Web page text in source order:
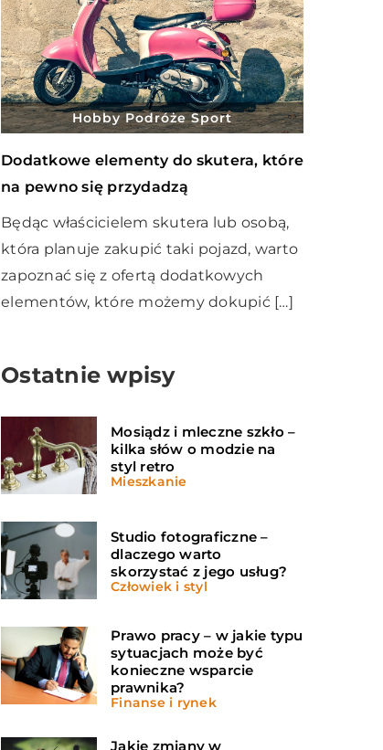
Hobby Podróże Sport
Dodatkowe elementy do skutera, które
na pewno się przydadzą
Będąc właścicielem skutera lub osobą,
która planuje zakupić taki pojazd, warto
zapoznać się z ofertą dodatkowych
elementów, które możemy dokupić […]
Ostatnie wpisy
Mosiądz i mleczne szkło –
kilka słów o modzie na
styl retro
Mieszkanie
Studio fotograficzne –
dlaczego warto
skorzystać z jego usług?
Człowiek i styl
Prawo pracy – w jakie typu
sytuacjach może być
konieczne wsparcie
prawnika?
Finanse i rynek
Jakie zmiany w